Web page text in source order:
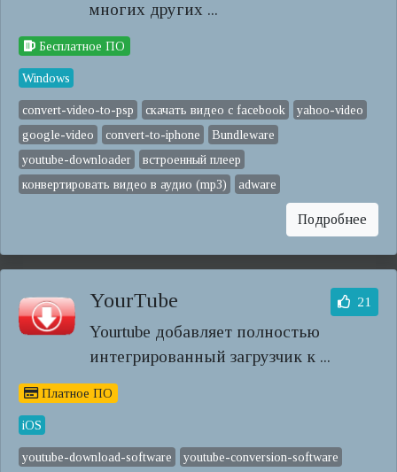
многих других ...
Бесплатное ПО
Windows
convert-video-to-psp скачать видео с facebook
yahoo-video
google-video
convert-to-iphone
Bundleware
youtube-downloader
встроенный плеер
конвертировать видео в аудио (mp3)
adware
Подробнее
YourTube
Yourtube добавляет полностью
интегрированный загрузчик к ...
21
Платное ПО
iOS
youtube-download-software
youtube-conversion-software